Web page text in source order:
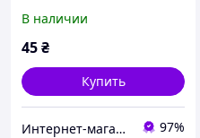
Сірий. 940029
В наличии
45₴
Купить
Интернет-магазин "KrazAuto" 97%